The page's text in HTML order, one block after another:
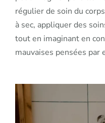
régulier de soin du
à sec, appliquer des
tout en imaginant en
mauvaises pensées par